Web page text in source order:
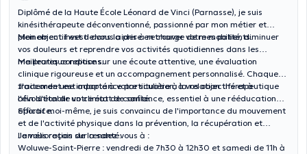
Diplômé de la Haute École Léonard de Vinci (Parnasse), je suis
kinésithérapeute déconventionné, passionné par mon métier et
pleinement investi dans la prise en charge de mes patients.
Mon objectif est de vous aider à retrouver votre mobilité, diminuer
vos douleurs et reprendre vos activités quotidiennes dans les
meilleures conditions.
Ma pratique repose sur une écoute attentive, une évaluation
clinique rigoureuse et un accompagnement personnalisé. Chaque
traitement est adapté à votre situation, à vos objectifs et à
l'évolution de votre état de santé.
J'accorde une importance particulière à la relation thérapeutique
afin d'établir un climat de confiance, essentiel à une rééducation
efficace.
Sportif moi-même, je suis convaincu de l'importance du mouvement
et de l'activité physique dans la prévention, la récupération et
l'amélioration de la santé.
Je vous reçois sur rendez-vous à :
Woluwe-Saint-Pierre : vendredi de 7h30 à 12h30 et samedi de 11h à